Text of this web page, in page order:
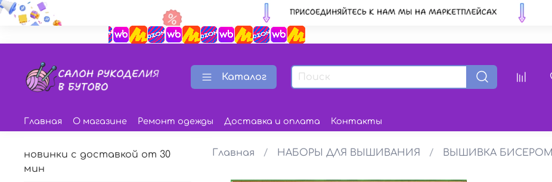
Каталог
Главная О магазине Ремонт одежды Доставка и оплата Контакты
Главная НАБОРЫ ДЛЯ ВЫШИВАНИЯ ВЫШИВКА БИСЕРОМ
новинки с доставкой от 30
мин